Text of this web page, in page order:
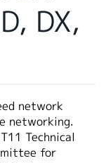
DX,
network
networking.
Technical
for